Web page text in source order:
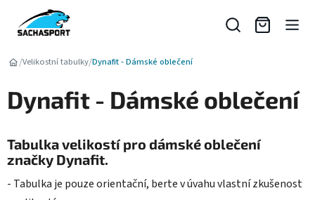
obsah
/Velikostní tabulky/Dynafit - Dámské oblečení
Dynafit - Dámské oblečení
Tabulka velikostí pro dámské oblečení
značky Dynafit.
- Tabulka je pouze orientační, berte v úvahu vlastní zkušenost